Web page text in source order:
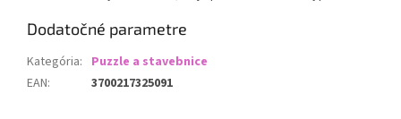
Dodatočné parametre
Kategória: Puzzle a stavebnice
EAN: 3700217325091